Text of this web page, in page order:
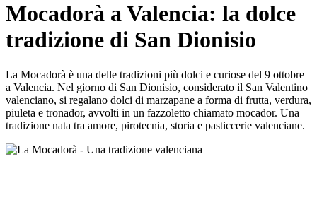
Mocadorà a Valencia: la dolce
tradizione di San Dionisio
La Mocadorà è una delle tradizioni più dolci e curiose del 9 ottobre
a Valencia. Nel giorno di San Dionisio, considerato il San Valentino
valenciano, si regalano dolci di marzapane a forma di frutta, verdura,
piuleta e tronador, avvolti in un fazzoletto chiamato mocador. Una
tradizione nata tra amore, pirotecnia, storia e pasticcerie valenciane.